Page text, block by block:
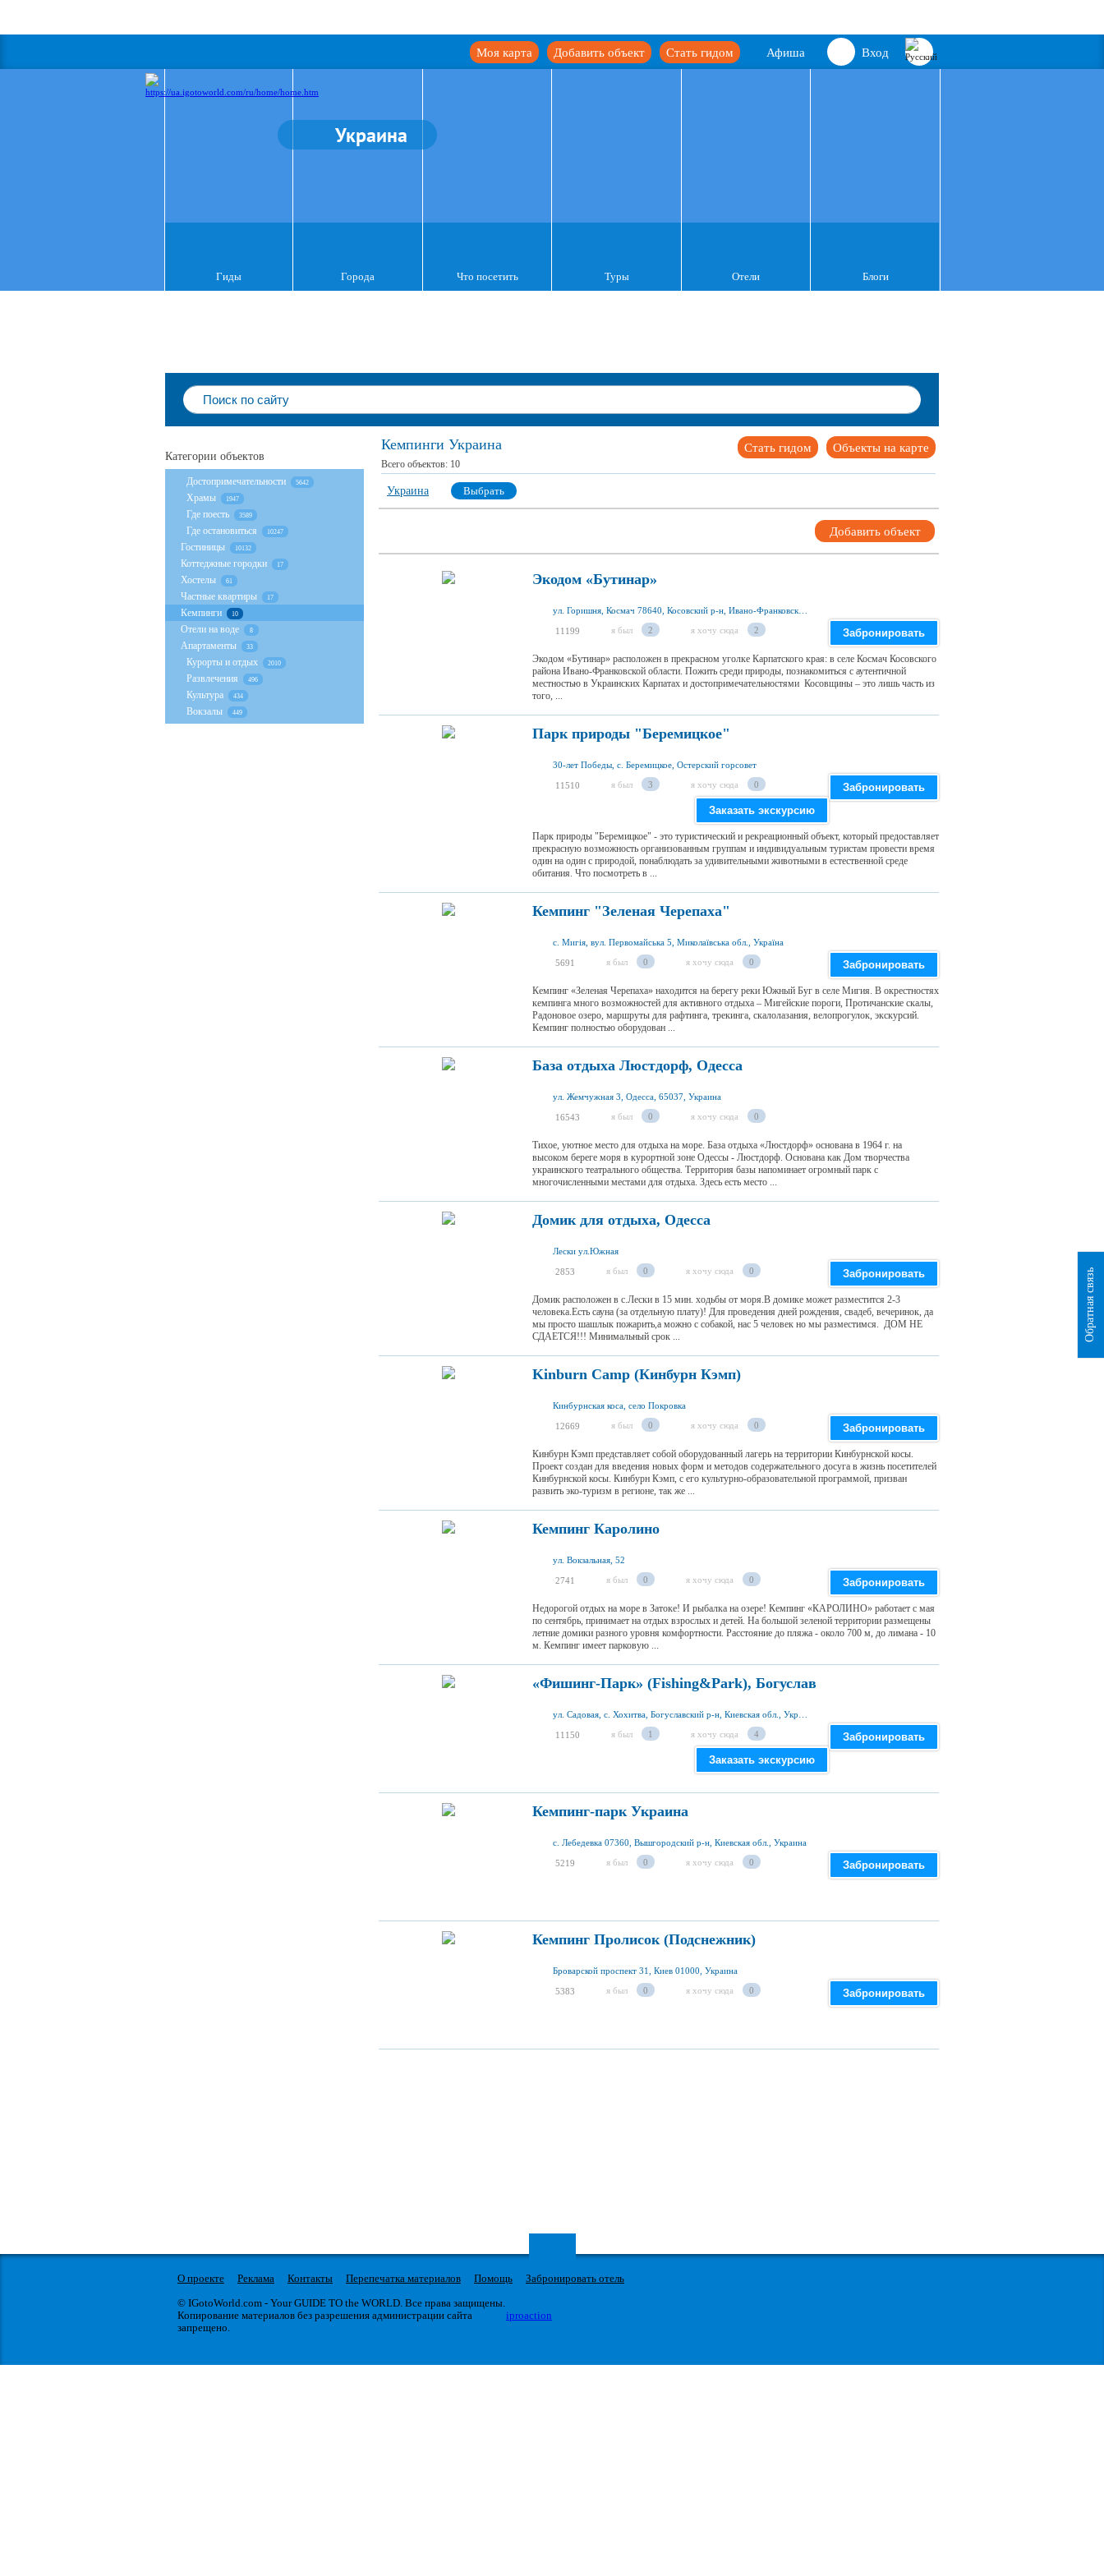
Вход
Афиша
Стать гидом
Добавить объект
Моя карта
Украина
Гиды Города Что посетить Туры Отели Блоги
Кемпинги Украина Объекты на карте
Стать гидом
Всего объектов: 10
Украина Выбрать
Добавить объект
Экодом «Бутинар»
11199 я был 2 я хочу сюда 2 Забронировать
Экодом «Бутинар» расположен в прекрасном уголке Карпатского края: в селе Космач Косовского
района Ивано-Франковской области. Пожить среди природы, познакомиться с аутентичной
местностью в Украинских Карпатах и достопримечательностями Косовщины – это лишь часть из
того, ...
Парк природы "Беремицкое"
30-лет Победы, с. Беремицкое, Остерский горсовет
11510 я был 3 я хочу сюда 0
Забронировать
Заказать экскурсию
Парк природы "Беремицкое" - это туристический и рекреационный объект, который предоставляет
прекрасную возможность организованным группам и индивидуальным туристам провести время
один на один с природой, понаблюдать за удивительными животными в естественной среде
обитания. Что посмотреть в ...
Кемпинг "Зеленая Черепаха"
с. Мигія, вул. Первомайська 5, Миколаївська обл., Україна
5691 я был 0 я хочу сюда 0 Забронировать
Кемпинг «Зеленая Черепаха» находится на берегу реки Южный Буг в селе Мигия. В окрестностях
кемпинга много возможностей для активного отдыха – Мигейские пороги, Протичанские скалы,
Радоновое озеро, маршруты для рафтинга, трекинга, скалолазания, велопрогулок, экскурсий.
Кемпинг полностью оборудован ...
База отдыха Люстдорф, Одесса
ул. Жемчужная 3, Одесса, 65037, Украина
16543 я был 0 я хочу сюда 0
Тихое, уютное место для отдыха на море. База отдыха «Люстдорф» основана в 1964 г. на
высоком береге моря в курортной зоне Одессы - Люстдорф. Основана как Дом творчества
украинского театрального общества. Территория базы напоминает огромный парк с
многочисленными местами для отдыха. Здесь есть место ...
Домик для отдыха, Одесса
Лески ул.Южная
2853 я был 0 я хочу сюда 0 Забронировать
Домик расположен в с.Лески в 15 мин. ходьбы от моря.В домике может разместится 2-3
человека.Есть сауна (за отдельную плату)! Для проведения дней рождения, свадеб, вечеринок, да
мы просто шашлык пожарить,а можно с собакой, нас 5 человек но мы разместимся. ДОМ НЕ
СДАЕТСЯ!!! Минимальный срок ...
Kinburn Camp (Кинбурн Кэмп)
Кинбурнская коса, село Покровка
12669 я был 0 я хочу сюда 0 Забронировать
Кинбурн Кэмп представляет собой оборудованный лагерь на территории Кинбурнской косы.
Проект создан для введения новых форм и методов содержательного досуга в жизнь посетителей
Кинбурнской косы. Кинбурн Кэмп, с его культурно-образовательной программой, призван
развить эко-туризм в регионе, так же ...
Кемпинг Каролино
ул. Вокзальная, 52
2741 я был 0 я хочу сюда 0 Забронировать
Недорогой отдых на море в Затоке! И рыбалка на озере! Кемпинг «КАРОЛИНО» работает с мая
по сентябрь, принимает на отдых взрослых и детей. На большой зеленой территории размещены
летние домики разного уровня комфортности. Расстояние до пляжа - около 700 м, до лимана - 10
м. Кемпинг имеет парковую ...
«Фишинг-Парк» (Fishing&Park), Богуслав
11150 я был 1 я хочу сюда 4
Забронировать
Заказать экскурсию
Кемпинг-парк Украина
с. Лебедевка 07360, Вышгородский р-н, Киевская обл., Украина
5219 я был 0 я хочу сюда 0 Забронировать
Кемпинг Пролисок (Подснежник)
Броварской проспект 31, Киев 01000, Украина
5383 я был 0 я хочу сюда 0 Забронировать
Категории объектов
Достопримечательности 5642
Храмы 1947
Где поесть 3589
Где остановиться 10247
Гостиницы 10132
Коттеджные городки 17
Хостелы 61
Частные квартиры 17
Кемпинги 10
Отели на воде 8
Апартаменты 33
Курорты и отдых 2010
Развлечения 496
Культура 434
Вокзалы 449
О проекте Реклама Контакты Перепечатка материалов Помощь
Забронировать отель
© IGotoWorld.com - Your GUIDE TO the WORLD. Все права защищены.
Копирование материалов без разрешения администрации сайта
запрещено.
iproaction
Обратная связь